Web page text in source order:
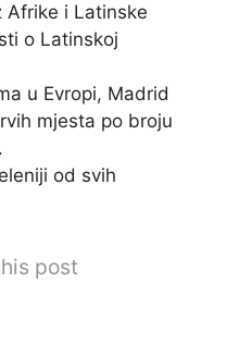
Afrike i Latinske
o Latinskoj
u Evropi, Madrid
mjesta po broju
od svih
post